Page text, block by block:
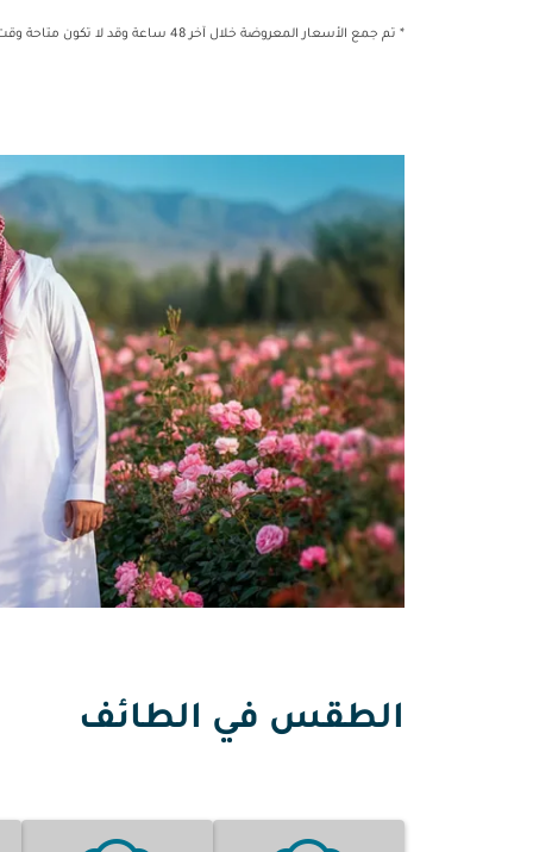
* تم جمع الأسعار المعروضة خلال آخر 48 ساعة وقد لا تكون متاحة وقت الحجز.
الطقس في الطائف